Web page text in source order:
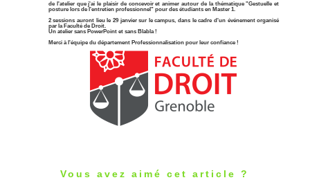
de l'atelier que j'ai le plaisir de concevoir et animer autour de la thématique "Gestuelle et
posture lors de l'entretien professionnel" pour des étudiants en Master 1.
2 sessions auront lieu le 29 janvier sur le campus, dans le cadre d'un événement organisé
par la Faculté de Droit.
Un atelier sans PowerPoint et sans Blabla !
Merci à l'équipe du département Professionnalisation pour leur confiance !
Vous avez aimé cet article ?